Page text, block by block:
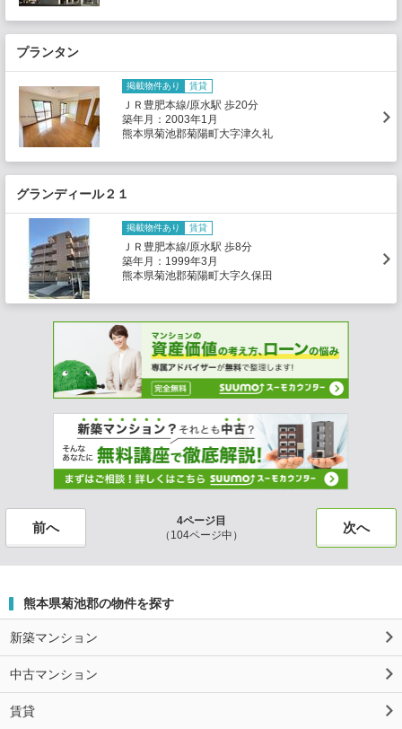
プランタン
掲載物件あり 賃貸
ＪＲ豊肥本線/原水駅 歩20分
築年月：2003年1月
熊本県菊池郡菊陽町大字津久礼
グランディール２１
掲載物件あり 賃貸
ＪＲ豊肥本線/原水駅 歩8分
築年月：1999年3月
熊本県菊池郡菊陽町大字久保田
前へ
4ページ目
（104ページ中）
次へ
熊本県菊池郡の物件を探す
新築マンション
中古マンション
賃貸